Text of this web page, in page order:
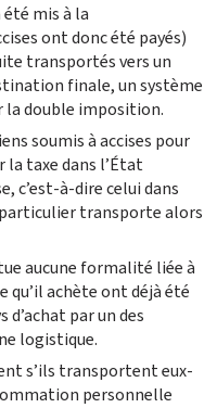
mis à la
ont donc été ‎payés)
transportés vers un
finale, un système
double imposition.
soumis à accises pour
la ‎taxe dans l’État
c’est-à-dire celui dans
transporte alors
aucune formalité liée à
‎qu’il achète ont déjà été
par un des
logistique.
s’ils transportent eux-
‎personnelle